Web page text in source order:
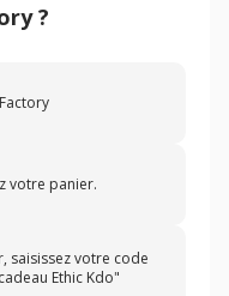
?
votre panier.
saisissez votre code
Ethic Kdo"